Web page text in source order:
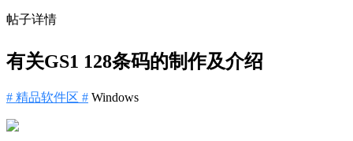
帖子详情
有关GS1 128条码的制作及介绍
# 精品软件区 # Windows